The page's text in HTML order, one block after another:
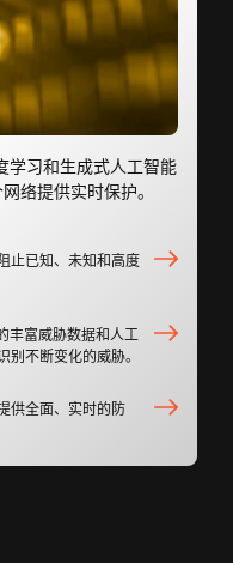
学习和生成式人工智能
络提供实时保护。
止已知、未知和高度
丰富威胁数据和人工
别不断变化的威胁。
供全面、实时的防